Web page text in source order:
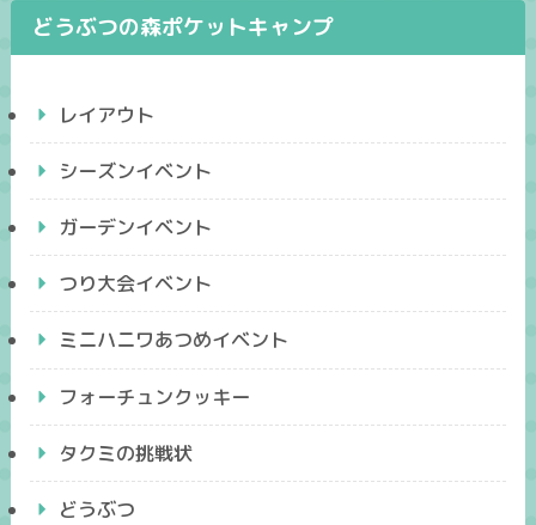
どうぶつの森ポケットキャンプ
レイアウト
シーズンイベント
ガーデンイベント
つり大会イベント
ミニハニワあつめイベント
フォーチュンクッキー
タクミの挑戦状
どうぶつ